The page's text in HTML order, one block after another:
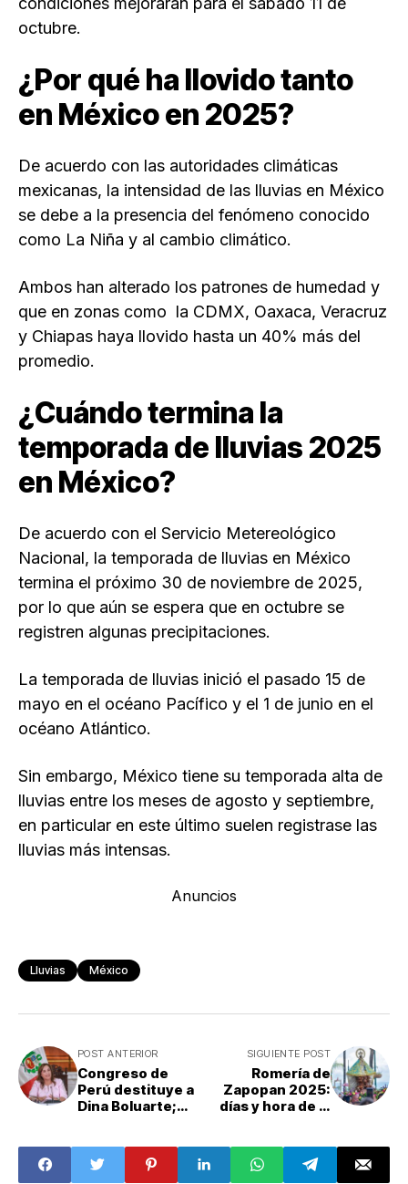
octubre.
¿Por qué ha llovido tanto
en México en 2025?
De acuerdo con las autoridades climáticas
mexicanas, la intensidad de las lluvias en México
se debe a la presencia del fenómeno conocido
como La Niña y al cambio climático.
Ambos han alterado los patrones de humedad y
que en zonas como la CDMX, Oaxaca, Veracruz
y Chiapas haya llovido hasta un 40% más del
promedio.
¿Cuándo termina la
temporada de lluvias 2025
en México?
De acuerdo con el Servicio Metereológico
Nacional, la temporada de lluvias en México
termina el próximo 30 de noviembre de 2025,
por lo que aún se espera que en octubre se
registren algunas precipitaciones.
La temporada de lluvias inició el pasado 15 de
mayo en el océano Pacífico y el 1 de junio en el
océano Atlántico.
Sin embargo, México tiene su temporada alta de
lluvias entre los meses de agosto y septiembre,
en particular en este último suelen registrase las
lluvias más intensas.
Anuncios
Lluvias México
POST ANTERIOR
Congreso de
Perú destituye a
Dina Boluarte;
presidente
SIGUIENTE POST
Romería de
Zapopan 2025:
días y hora de la
habrá?